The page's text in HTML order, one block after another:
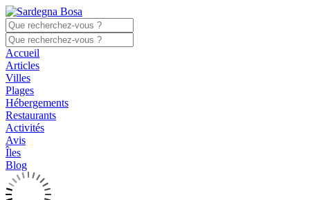
Accueil
Articles
Villes
Plages
Hébergements
Restaurants
Activités
Avis
Îles
Blog